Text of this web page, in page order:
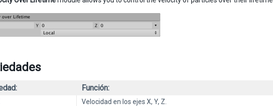
Función:
Velocidad en los ejes X, Y, Z.